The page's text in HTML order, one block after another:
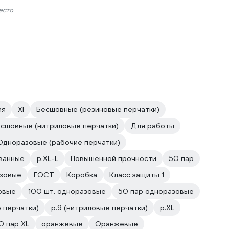
Xl
Бесшовные (резиновые перчатки)
(нитриловые перчатки)
Для работы
(рабочие перчатки)
р.XL-L Повышенной прочности
50 пар
ГОСТ Коробка
Класс защиты 1
100 шт. одноразовые
50 пар одноразовые
р.9 (нитриловые перчатки)
р.XL
пар XL
оранжевые Оранжевые